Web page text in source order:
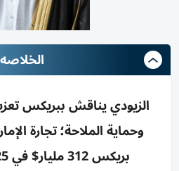
الخلاصه
الزيودي يناقش ببريكس
وحماية الملاحة؛ تجارة
بريكس 312 مليار$ في 2025 بنمو 28.5%